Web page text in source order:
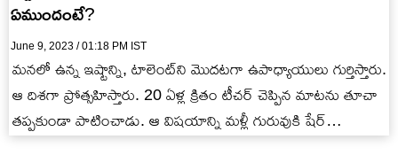
ఏముందంటే?
June 9, 2023 / 01:18 PM IST
మనలో ఉన్న ఇష్టాన్ని, టాలెంట్‌ని మొదటగా ఉపాధ్యాయులు గుర్తిస్తారు.
ఆ దిశగా ప్రోత్సహిస్తారు. 20 ఏళ్ల క్రితం టీచర్ చెప్పిన మాటను తూచా
తప్పకుండా పాటించాడు. ఆ విషయాన్ని మళ్లీ గురువుకి షేర్